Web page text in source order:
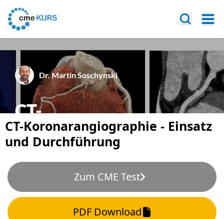
CT-Koronarangiographie - Einsatz
und Durchführung
Zum CME Test
PDF Download